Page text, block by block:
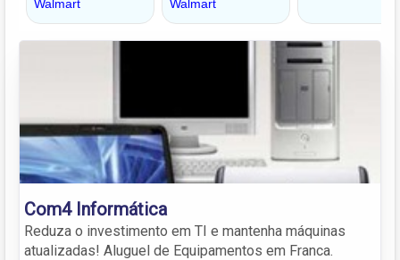
Com4 Informática
Reduza o investimento em TI e mantenha máquinas
atualizadas! Aluguel de Equipamentos em Franca.